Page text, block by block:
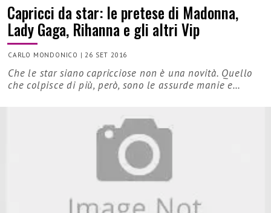
Capricci da star: le pretese di Madonna,
Lady Gaga, Rihanna e gli altri Vip
CARLO MONDONICO |26 SET 2016
Che le star siano capricciose non è una novità. Quello
che colpisce di più, però, sono le assurde manie e…